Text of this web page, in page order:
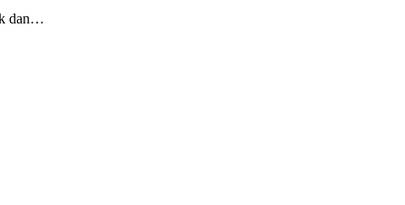
dan…